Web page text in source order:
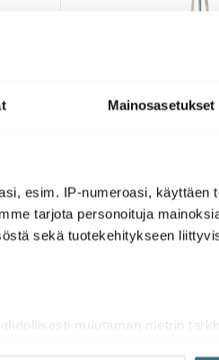
Mainosasetukset
esim. IP-numeroasi, käyttäen
tarjota personoituja
sekä tuotekehitykseen
muutaman metrin
Kuorija kääntyvällä terällä
-40% Löytönurkka